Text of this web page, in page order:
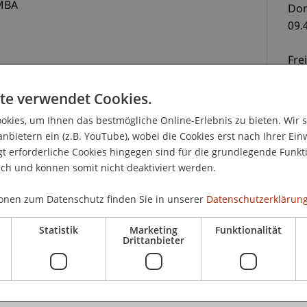
Zertifikatsstudienganges Digital Legal
Fragestellungen und Grundbegriffe sowie
Den Teilnehmenden wird ein umfassendes
im Rahmen der digitalen Transformation der
verwendet Cookies.
um Ihnen das bestmögliche Online-Erlebnis zu bieten. Wir
ein (z.B. YouTube), wobei die Cookies erst nach Ihrer
erforderliche Cookies hingegen sind für die grundlegende
und können somit nicht deaktiviert werden.
zum Datenschutz finden Sie in unserer
Statistik Marketing
Drittanbieter
Funktionalität